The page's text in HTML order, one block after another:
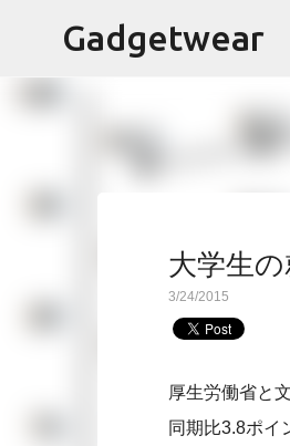
Gadgetwear
大学生
3/24/2015
厚生労働省と
同期比3.8ポイ